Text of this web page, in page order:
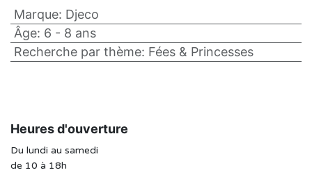
Marque: Djeco
Âge: 6 - 8 ans
Recherche par thème: Fées & Princesses
Heures d'ouverture
Du lundi au samedi
de 10 à 18h